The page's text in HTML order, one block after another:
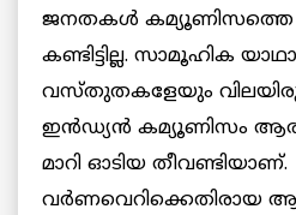
ജനതകള്‍ കമ്യൂണിസത്തെ
കണ്ടിട്ടില്ല. സാമൂഹിക
വസ്തുതകളേയും
ഇൻഡ്യന്‍ കമ്യൂണിസം
മാറി ഓടിയ തീവണ്ടിയാണ്.
വര്‍ണവെറിക്കെതിരായ